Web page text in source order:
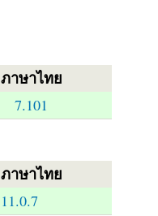
ภาษาไทย
7.101
ภาษาไทย
11.0.7